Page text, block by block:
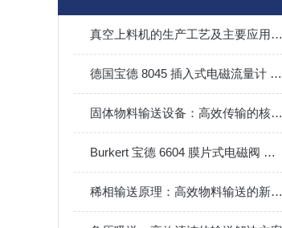
真空上料机的生产工艺及主要应用场景
德国宝德 8045 插入式电磁流量计 DN6-DN400 耐腐蚀流量变送器现货
固体物料输送设备：高效传输的核心工具
Burkert 宝德 6604 膜片式电磁阀 实验室分析仪器专用阀 DN0.6
稀相输送原理：高效物料输送的新选择